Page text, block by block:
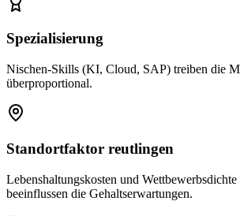
Spezialisierung
Nischen-Skills (KI, Cloud, SAP) treiben die
überproportional.
Standortfaktor reutlingen
Lebenshaltungskosten und
beeinflussen die Gehaltserwartungen.